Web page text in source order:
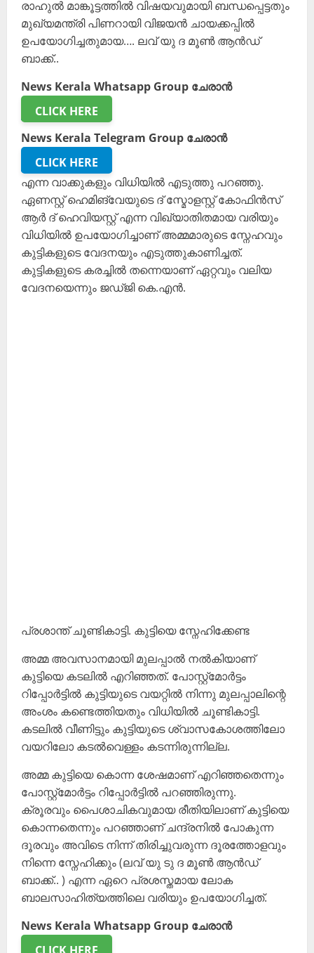
രാഹുൽ മാങ്കൂട്ടത്തിൽ വിഷയവുമായി ബന്ധപ്പെട്ടതും
മുഖ്യമന്ത്രി പിണറായി വിജയൻ ചായക്കപ്പിൽ
ഉപയോഗിച്ചതുമായ…. ലവ് യു ദ മൂൺ ആൻ‍ഡ്
ബാക്ക്..
News Kerala Whatsapp Group ചേരാൻ
CLICK HERE
News Kerala Telegram Group ചേരാൻ
CLICK HERE
എന്ന വാക്കുകളും വിധിയിൽ എടുത്തു പറഞ്ഞു.
ഏണസ്റ്റ് ഹെമിങ്‍വേയുടെ ദ് സ്മോളസ്റ്റ് കോഫിൻസ്
ആർ ദ് ഹെവിയസ്റ്റ് എന്ന വിഖ്യാതിതമായ വരിയും
വിധിയിൽ ഉപയോഗിച്ചാണ് അമ്മമാരുടെ സ്നേഹവും
കുട്ടികളുടെ വേദനയും എടുത്തുകാണിച്ചത്.
കുട്ടികളുടെ കരച്ചിൽ തന്നെയാണ് ഏറ്റവും വലിയ
വേദനയെന്നും ജ‍‍‍ഡ്ജി കെ.എൻ.
പ്രശാന്ത് ചൂണ്ടികാട്ടി. കുട്ടിയെ സ്നേഹിക്കേണ്ട
അമ്മ അവസാനമായി മുലപ്പാൽ നൽകിയാണ്
കുട്ടിയെ കടലിൽ എറിഞ്ഞത്. പോസ്റ്റ്മോർട്ടം
റിപ്പോർട്ടിൽ കുട്ടിയുടെ വയറ്റിൽ നിന്നു മുലപ്പാലിന്റെ
അംശം കണ്ടെത്തിയതും വിധിയിൽ ചൂണ്ടികാട്ടി.
കടലിൽ വീണിട്ടും കുട്ടിയുടെ ശ്വാസകോശത്തിലോ
വയറിലോ കടൽവെള്ളം കടന്നിരുന്നില്ല.
അമ്മ കുട്ടിയെ കൊന്ന ശേഷമാണ് എറിഞ്ഞതെന്നും
പോസ്റ്റ്മോർട്ടം റിപ്പോർട്ടിൽ പറഞ്ഞിരുന്നു.
ക്രൂരവും പൈശാചികവുമായ രീതിയിലാണ് കുട്ടിയെ
കൊന്നതെന്നും പറഞ്ഞാണ് ചന്ദ്രനിൽ പോകുന്ന
ദൂരവും അവിടെ നിന്ന് തിരിച്ചുവരുന്ന ദൂരത്തോളവും
നിന്നെ സ്നേഹിക്കും (ലവ് യു ടു ദ മൂൺ ആൻ‍ഡ്
ബാക്ക്.. ) എന്ന ഏറെ പ്രശസ്തമായ ലോക
ബാലസാഹിത്യത്തിലെ വരിയും ഉപയോഗിച്ചത്.
News Kerala Whatsapp Group ചേരാൻ